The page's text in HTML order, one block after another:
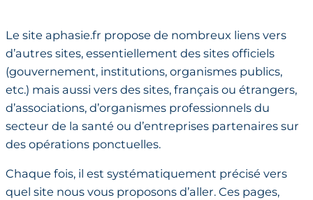
Le site aphasie.fr propose de nombreux liens vers
d’autres sites, essentiellement des sites officiels
(gouvernement, institutions, organismes publics,
etc.) mais aussi vers des sites, français ou étrangers,
d’associations, d’organismes professionnels du
secteur de la santé ou d’entreprises partenaires sur
des opérations ponctuelles.
Chaque fois, il est systématiquement précisé vers
quel site nous vous proposons d’aller. Ces pages,